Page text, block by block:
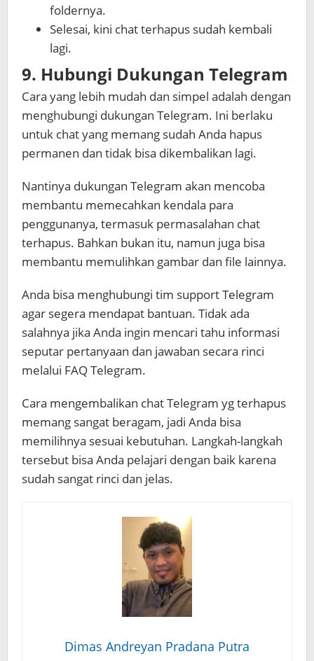
foldernya.
Selesai, kini chat terhapus sudah kembali
lagi.
9. Hubungi Dukungan Telegram
Cara yang lebih mudah dan simpel adalah dengan
menghubungi dukungan Telegram. Ini berlaku
untuk chat yang memang sudah Anda hapus
permanen dan tidak bisa dikembalikan lagi.
Nantinya dukungan Telegram akan mencoba
membantu memecahkan kendala para
penggunanya, termasuk permasalahan chat
terhapus. Bahkan bukan itu, namun juga bisa
membantu memulihkan gambar dan file lainnya.
Anda bisa menghubungi tim support Telegram
agar segera mendapat bantuan. Tidak ada
salahnya jika Anda ingin mencari tahu informasi
seputar pertanyaan dan jawaban secara rinci
melalui FAQ Telegram.
Cara mengembalikan chat Telegram yg terhapus
memang sangat beragam, jadi Anda bisa
memilihnya sesuai kebutuhan. Langkah-langkah
tersebut bisa Anda pelajari dengan baik karena
sudah sangat rinci dan jelas.
Dimas Andreyan Pradana Putra